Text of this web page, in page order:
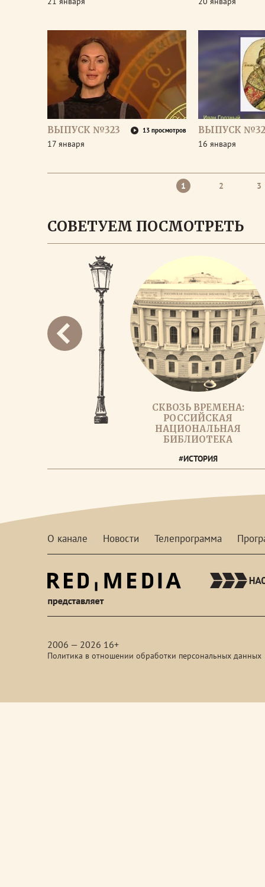
ВЫПУСК №323 13 просмотров
17 января
ВЫПУСК
16 января
1 2 3
СОВЕТУЕМ ПОСМОТРЕТЬ
СКВОЗЬ ВРЕМЕНА:
РОССИЙСКАЯ
НАЦИОНАЛЬНАЯ
БИБЛИОТЕКА
#ИСТОРИЯ
О канале Новости Телепрограмма
2006 — 2026 16+
Политика в отношении обработки персональных данных